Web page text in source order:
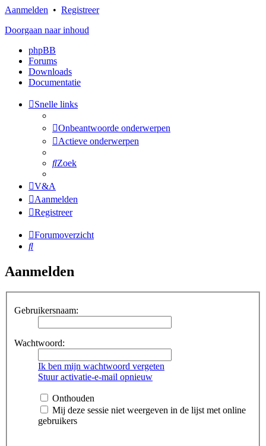
Aanmelden • Registreer
Doorgaan naar inhoud
phpBB
Forums
Downloads
Documentatie
Snelle links
Onbeantwoorde onderwerpen
Actieve onderwerpen
Zoek
V&A
Aanmelden
Registreer
Forumoverzicht
Zoek
Aanmelden
Gebruikersnaam:
Wachtwoord:
Ik ben mijn wachtwoord vergeten
Stuur activatie-e-mail opnieuw
Onthouden
Mij deze sessie niet weergeven in de lijst met online
gebruikers